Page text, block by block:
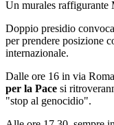
Un murales
Doppio presidio
per prendere posizione
internazionale.
Dalle ore 16 in via
per la Pace si
"stop al genocidio".